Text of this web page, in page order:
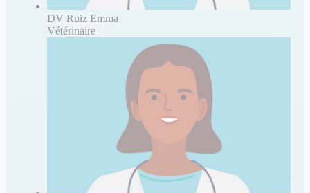
DV Ruiz Emma
Vétérinaire